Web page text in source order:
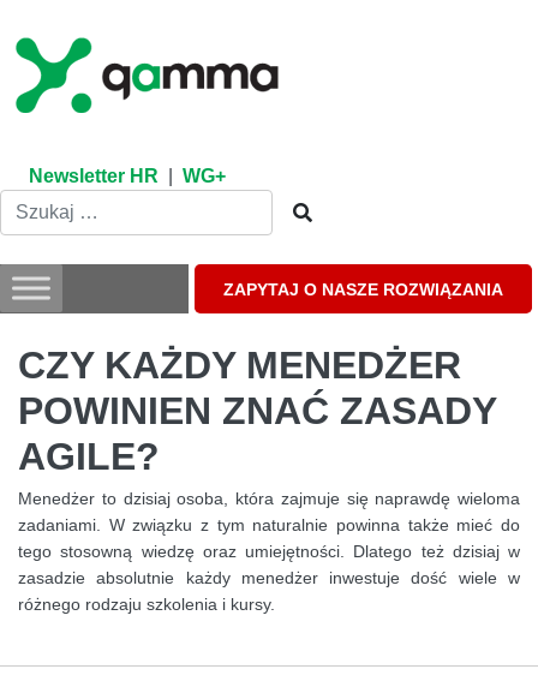
content
Newsletter HR WG+
ZAPYTAJ O NASZE ROZWIĄZANIA
CZY KAŻDY MENEDŻER
POWINIEN ZNAĆ ZASADY
AGILE?
Menedżer to dzisiaj osoba, która zajmuje się naprawdę wieloma
zadaniami. W związku z tym naturalnie powinna także mieć do
tego stosowną wiedzę oraz umiejętności. Dlatego też dzisiaj w
zasadzie absolutnie każdy menedżer inwestuje dość wiele w
różnego rodzaju szkolenia i kursy.